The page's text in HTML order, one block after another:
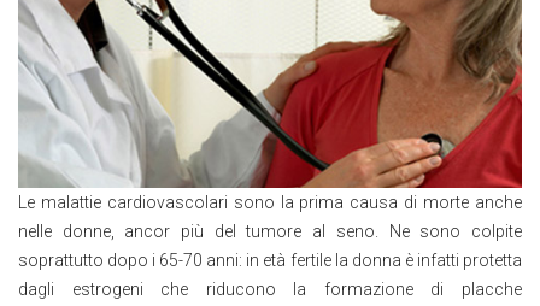
Le malattie cardiovascolari sono la prima causa di morte anche
nelle donne, ancor più del tumore al seno. Ne sono colpite
soprattutto dopo i 65-70 anni: in età fertile la donna è infatti protetta
dagli estrogeni che riducono la formazione di placche